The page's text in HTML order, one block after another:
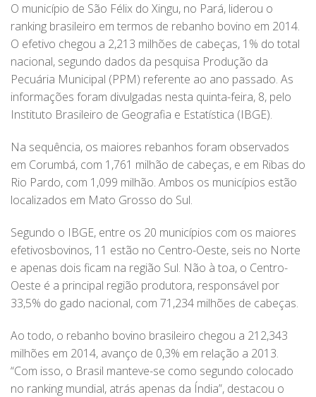
O município de São Félix do Xingu, no Pará, liderou o
ranking brasileiro em termos de rebanho bovino em 2014.
O efetivo chegou a 2,213 milhões de cabeças, 1% do total
nacional, segundo dados da pesquisa Produção da
Pecuária Municipal (PPM) referente ao ano passado. As
informações foram divulgadas nesta quinta-feira, 8, pelo
Instituto Brasileiro de Geografia e Estatística (IBGE).
Na sequência, os maiores rebanhos foram observados
em Corumbá, com 1,761 milhão de cabeças, e em Ribas do
Rio Pardo, com 1,099 milhão. Ambos os municípios estão
localizados em Mato Grosso do Sul.
Segundo o IBGE, entre os 20 municípios com os maiores
efetivosbovinos, 11 estão no Centro-Oeste, seis no Norte
e apenas dois ficam na região Sul. Não à toa, o Centro-
Oeste é a principal região produtora, responsável por
33,5% do gado nacional, com 71,234 milhões de cabeças.
Ao todo, o rebanho bovino brasileiro chegou a 212,343
milhões em 2014, avanço de 0,3% em relação a 2013.
“Com isso, o Brasil manteve-se como segundo colocado
no ranking mundial, atrás apenas da Índia”, destacou o